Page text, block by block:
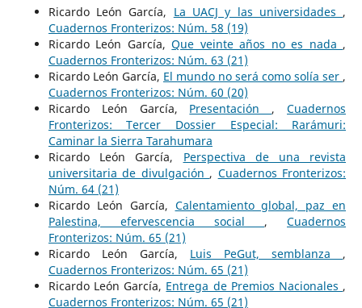
Ricardo León García, La UACJ y las universidades ,
Cuadernos Fronterizos: Núm. 58 (19)
Ricardo León García,Que veinte años no es nada ,
Cuadernos Fronterizos: Núm. 63 (21)
Ricardo León García, El mundo no será como solía ser ,
Cuadernos Fronterizos: Núm. 60 (20)
Ricardo León García, Presentación ,Cuadernos
Fronterizos: Tercer Dossier Especial: Rarámuri:
Caminar la Sierra Tarahumara
Ricardo León García, Perspectiva de una revista
universitaria de divulgación , Cuadernos Fronterizos:
Núm. 64 (21)
Ricardo León García, Calentamiento global, paz en
Palestina, efervescencia social ,Cuadernos
Fronterizos: Núm. 65 (21)
Ricardo León García, Luis PeGut, semblanza ,
Cuadernos Fronterizos: Núm. 65 (21)
Ricardo León García, Entrega de Premios Nacionales ,
Cuadernos Fronterizos: Núm. 65 (21)